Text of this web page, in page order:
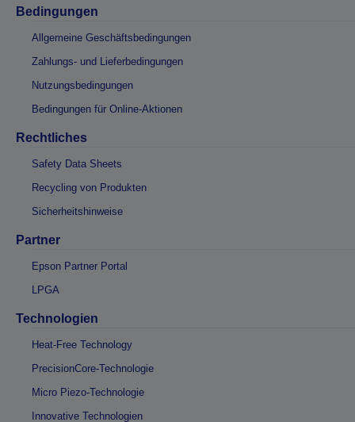
Bedingungen
Allgemeine Geschäftsbedingungen
Zahlungs- und Lieferbedingungen
Nutzungsbedingungen
Bedingungen für Online-Aktionen
Rechtliches
Safety Data Sheets
Recycling von Produkten
Sicherheitshinweise
Partner
Epson Partner Portal
LPGA
Technologien
Heat-Free Technology
PrecisionCore-Technologie
Micro Piezo-Technologie
Innovative Technologien